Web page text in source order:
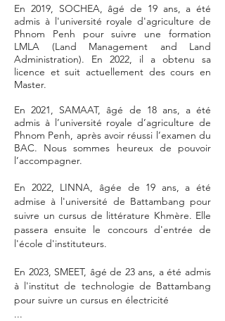
En 2019, SOCHEA, âgé de 19 ans, a été
admis à l'université royale d'agriculture de
Phnom Penh pour suivre une formation
LMLA (Land Management and Land
Administration). En 2022, il a obtenu sa
licence et suit actuellement des cours en
Master.
En 2021, SAMAAT, âgé de 18 ans, a été
admis à l’université royale d’agriculture de
Phnom Penh, après avoir réussi l’examen du
BAC. Nous sommes heureux de pouvoir
l’accompagner.
En 2022, LINNA, âgée de 19 ans, a été
admise à l'université de Battambang pour
suivre un cursus de littérature Khmère. Elle
passera ensuite le concours d'entrée de
l'école d'instituteurs.
En 2023, SMEET, âgé de 23 ans, a été admis
à l'institut de technologie de Battambang
pour suivre un cursus en électricité
...